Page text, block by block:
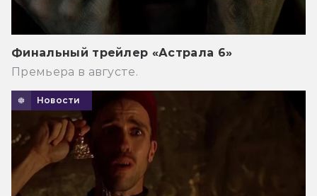
Финальный трейлер «Астрала 6»
Премьера в августе.
Новости